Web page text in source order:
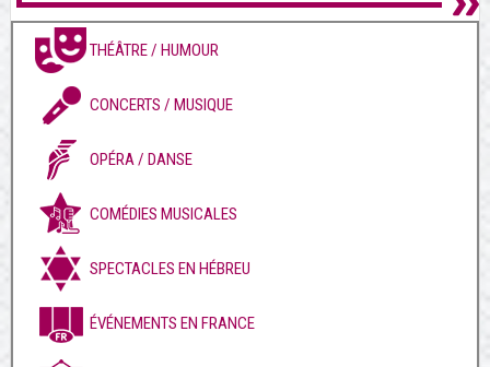
THÉÂTRE / HUMOUR
CONCERTS / MUSIQUE
OPÉRA / DANSE
COMÉDIES MUSICALES
SPECTACLES EN HÉBREU
ÉVÉNEMENTS EN FRANCE